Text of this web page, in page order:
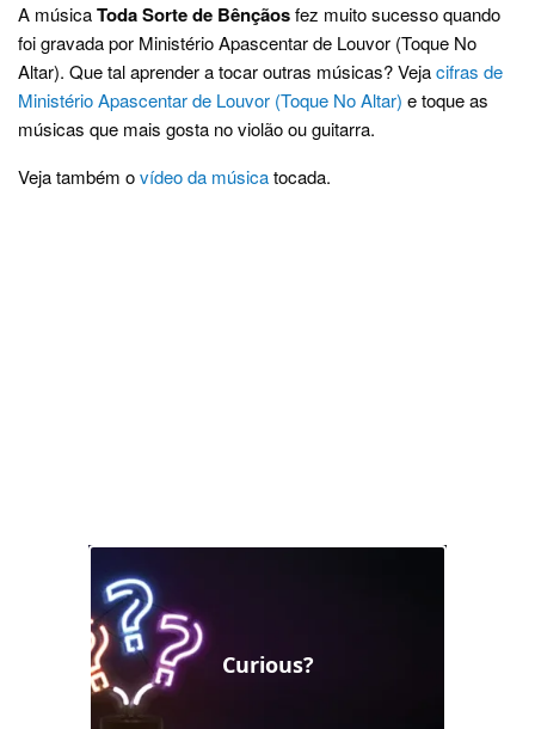
A músicaToda Sorte de Bênçãosfez muito sucesso quando
foi gravada por Ministério Apascentar de Louvor (Toque No
Altar). Que tal aprender a tocar outras músicas? Vejacifras de
Ministério Apascentar de Louvor (Toque No Altar) e toque as
músicas que mais gosta no violão ou guitarra.
Veja também ovídeo da músicatocada.